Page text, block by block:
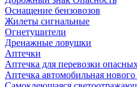
Оснащение бензовозов
Жилеты сигнальные
Огнетушители
Дренажные ловушки
Аптечки
Аптечка для перевозки
Аптечка автомобильная нового